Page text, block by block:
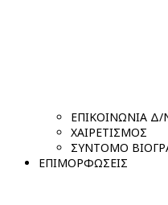
ΕΠΙΚΟΙΝΩΝΙΑ
ΧΑΙΡΕΤΙΣΜΟΣ
ΣΥΝΤΟΜΟ
ΕΠΙΜΟΡΦΩΣΕΙΣ